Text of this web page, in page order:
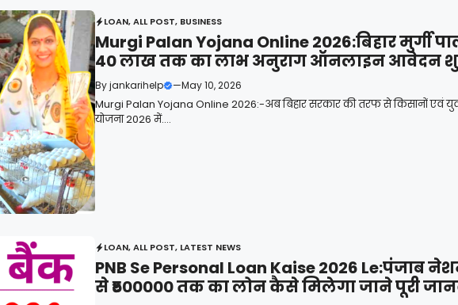
LOAN,ALL POST, BUSINESS
Murgi Palan Yojana Online 2026:बिहार
40 लाख तक का लाभ अनुराग ऑनलाइन आवेदन
Byjankarihelp —May 10, 2026
Murgi Palan Yojana Online 2026:-अब बिहार सरकार की तरफ से किसानों एवं
योजना 2026 में....
LOAN,ALL POST, LATEST NEWS
PNB Se Personal Loan Kaise 2026 Le:पंजाब
से ₹500000 तक का लोन कैसे मिलेगा जाने पूरी